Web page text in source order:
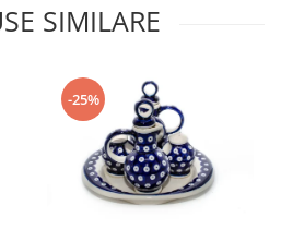
SIMILARE
-25%